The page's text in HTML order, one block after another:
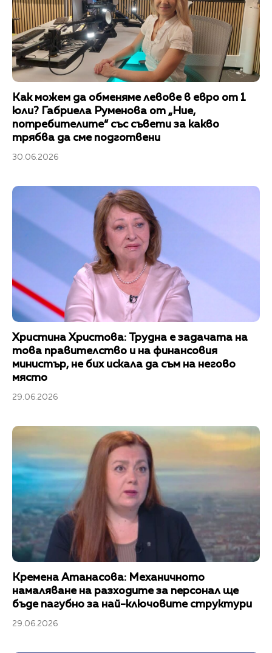
Как можем да обменяме левове в евро от 1
юли? Габриела Руменова от „Ние,
потребителите“ със съвети за какво
трябва да сме подготвени
30.06.2026
Христина Христова: Трудна е задачата на
това правителство и на финансовия
министър, не бих искала да съм на негово
място
29.06.2026
Кремена Атанасова: Механичното
намаляване на разходите за персонал ще
бъде пагубно за най-ключовите структури
29.06.2026